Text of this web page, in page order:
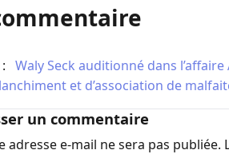
​Waly Seck auditionné dans
et d’association de
un commentaire
adresse e-mail ne sera pas publiée.